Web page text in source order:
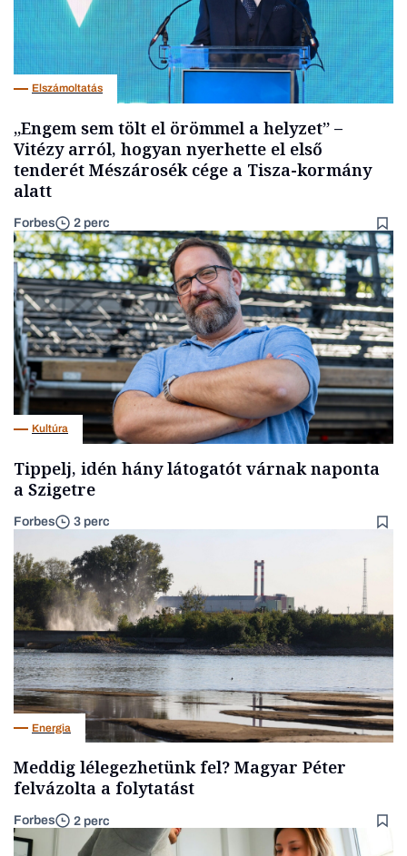
Elszámoltatás
„Engem sem tölt el örömmel a helyzet” –
Vitézy arról, hogyan nyerhette el első
tenderét Mészárosék cége a Tisza-kormány
alatt
Forbes 2 perc
Kultúra
Tippelj, idén hány látogatót várnak naponta
a Szigetre
Forbes 3 perc
Energia
Meddig lélegezhetünk fel? Magyar Péter
felvázolta a folytatást
Forbes 2 perc